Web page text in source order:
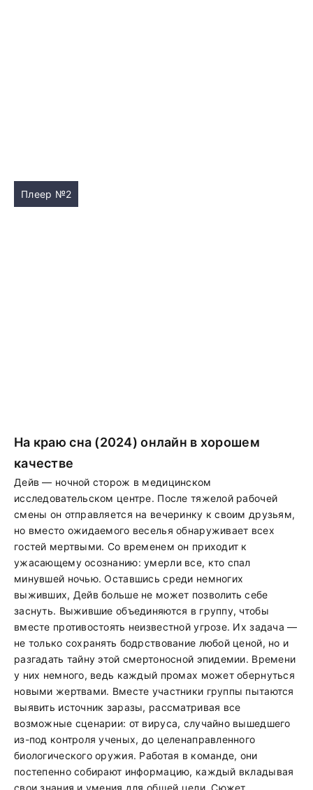
Плеер №2
На краю сна (2024) онлайн в хорошем
качестве
Дейв — ночной сторож в медицинском
исследовательском центре. После тяжелой рабочей
смены он отправляется на вечеринку к своим друзьям,
но вместо ожидаемого веселья обнаруживает всех
гостей мертвыми. Со временем он приходит к
ужасающему осознанию: умерли все, кто спал
минувшей ночью. Оставшись среди немногих
выживших, Дейв больше не может позволить себе
заснуть. Выжившие объединяются в группу, чтобы
вместе противостоять неизвестной угрозе. Их задача —
не только сохранять бодрствование любой ценой, но и
разгадать тайну этой смертоносной эпидемии. Времени
у них немного, ведь каждый промах может обернуться
новыми жертвами. Вместе участники группы пытаются
выявить источник заразы, рассматривая все
возможные сценарии: от вируса, случайно вышедшего
из-под контроля ученых, до целенаправленного
биологического оружия. Работая в команде, они
постепенно собирают информацию, каждый вкладывая
свои знания и умения для общей цели. Сюжет